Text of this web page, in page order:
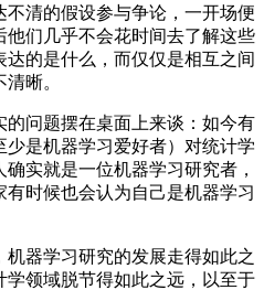
清的假设参与争论，一开场便
们几乎不会花时间去了解这些
的是什么，而仅仅是相互之间
晰。
问题摆在桌面上来谈：如今有
是机器学习爱好者）对统计学
实就是一位机器学习研究者，
时候也会认为自己是机器学习
器学习研究的发展走得如此之
领域脱节得如此之远，以至于